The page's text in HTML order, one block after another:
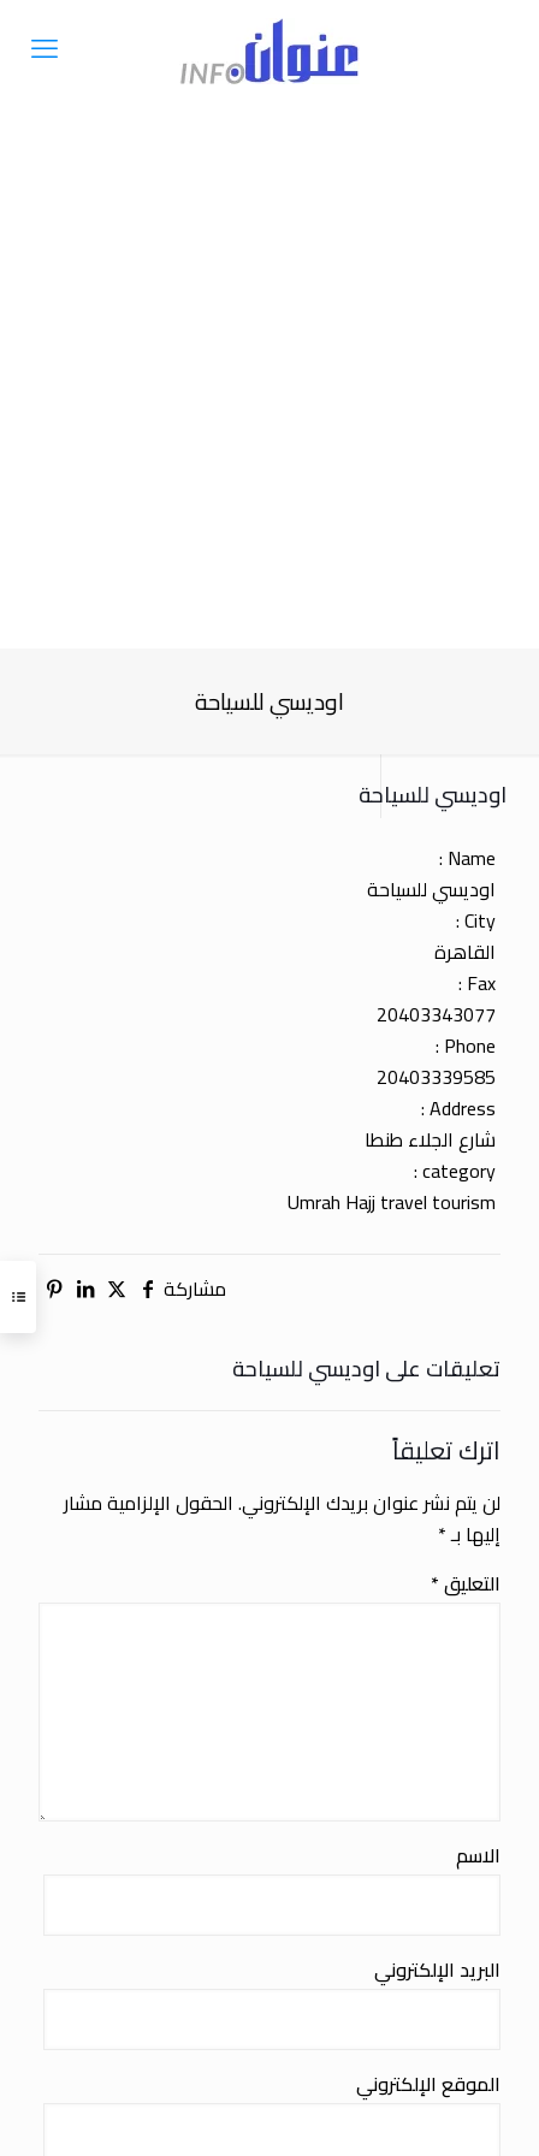
اوديسي للسياحة
اوديسي للسياحة
Name :
اوديسي للسياحة
City :
القاهرة
Fax :
20403343077
Phone :
20403339585
Address :
شارع الجلاء طنطا
category :
Umrah Hajj travel tourism
مشاركة
تعليقات على اوديسي للسياحة
اترك تعليقاً
لن يتم نشر عنوان بريدك الإلكتروني. الحقول الإلزامية مشار
إليها بـ*
التعليق*
الاسم
البريد الإلكتروني
الموقع الإلكتروني